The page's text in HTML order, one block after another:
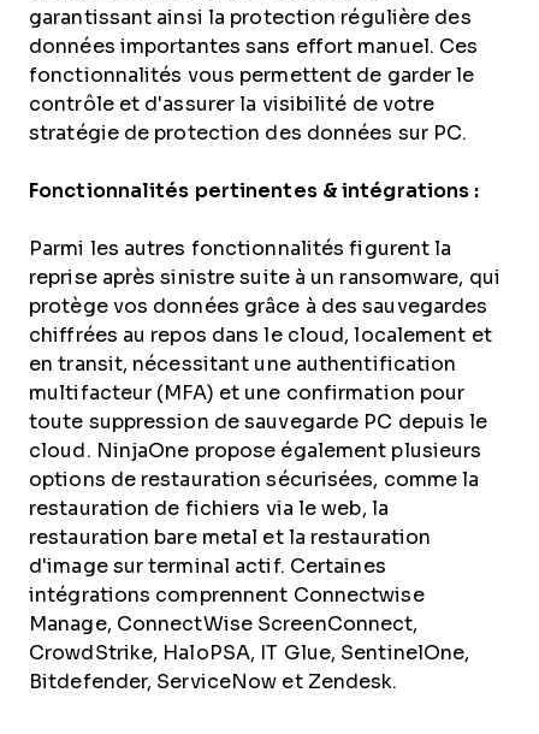
garantissant ainsi la protection régulière des
données importantes sans effort manuel. Ces
fonctionnalités vous permettent de garder le
contrôle et d'assurer la visibilité de votre
stratégie de protection des données sur PC.
Fonctionnalités pertinentes & intégrations :
Parmi les autres fonctionnalités figurent la
reprise après sinistre suite à un ransomware, qui
protège vos données grâce à des sauvegardes
chiffrées au repos dans le cloud, localement et
en transit, nécessitant une authentification
multifacteur (MFA) et une confirmation pour
toute suppression de sauvegarde PC depuis le
cloud. NinjaOne propose également plusieurs
options de restauration sécurisées, comme la
restauration de fichiers via le web, la
restauration bare metal et la restauration
d'image sur terminal actif. Certaines
intégrations comprennent Connectwise
Manage, ConnectWise ScreenConnect,
CrowdStrike, HaloPSA, IT Glue, SentinelOne,
Bitdefender, ServiceNow et Zendesk.